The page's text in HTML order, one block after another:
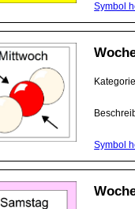
Symbol
Symbol